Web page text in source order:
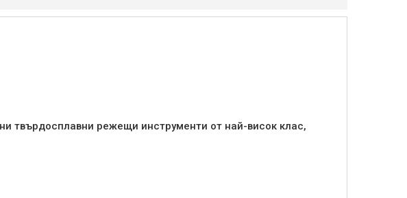
твърдосплавни режещи инструменти от най-висок клас,